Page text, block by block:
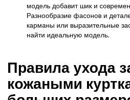
модель добавит шик и
Разнообразие фасонов и
карманы или выразительные
найти идеальную модель.
Правила ухода
кожаными